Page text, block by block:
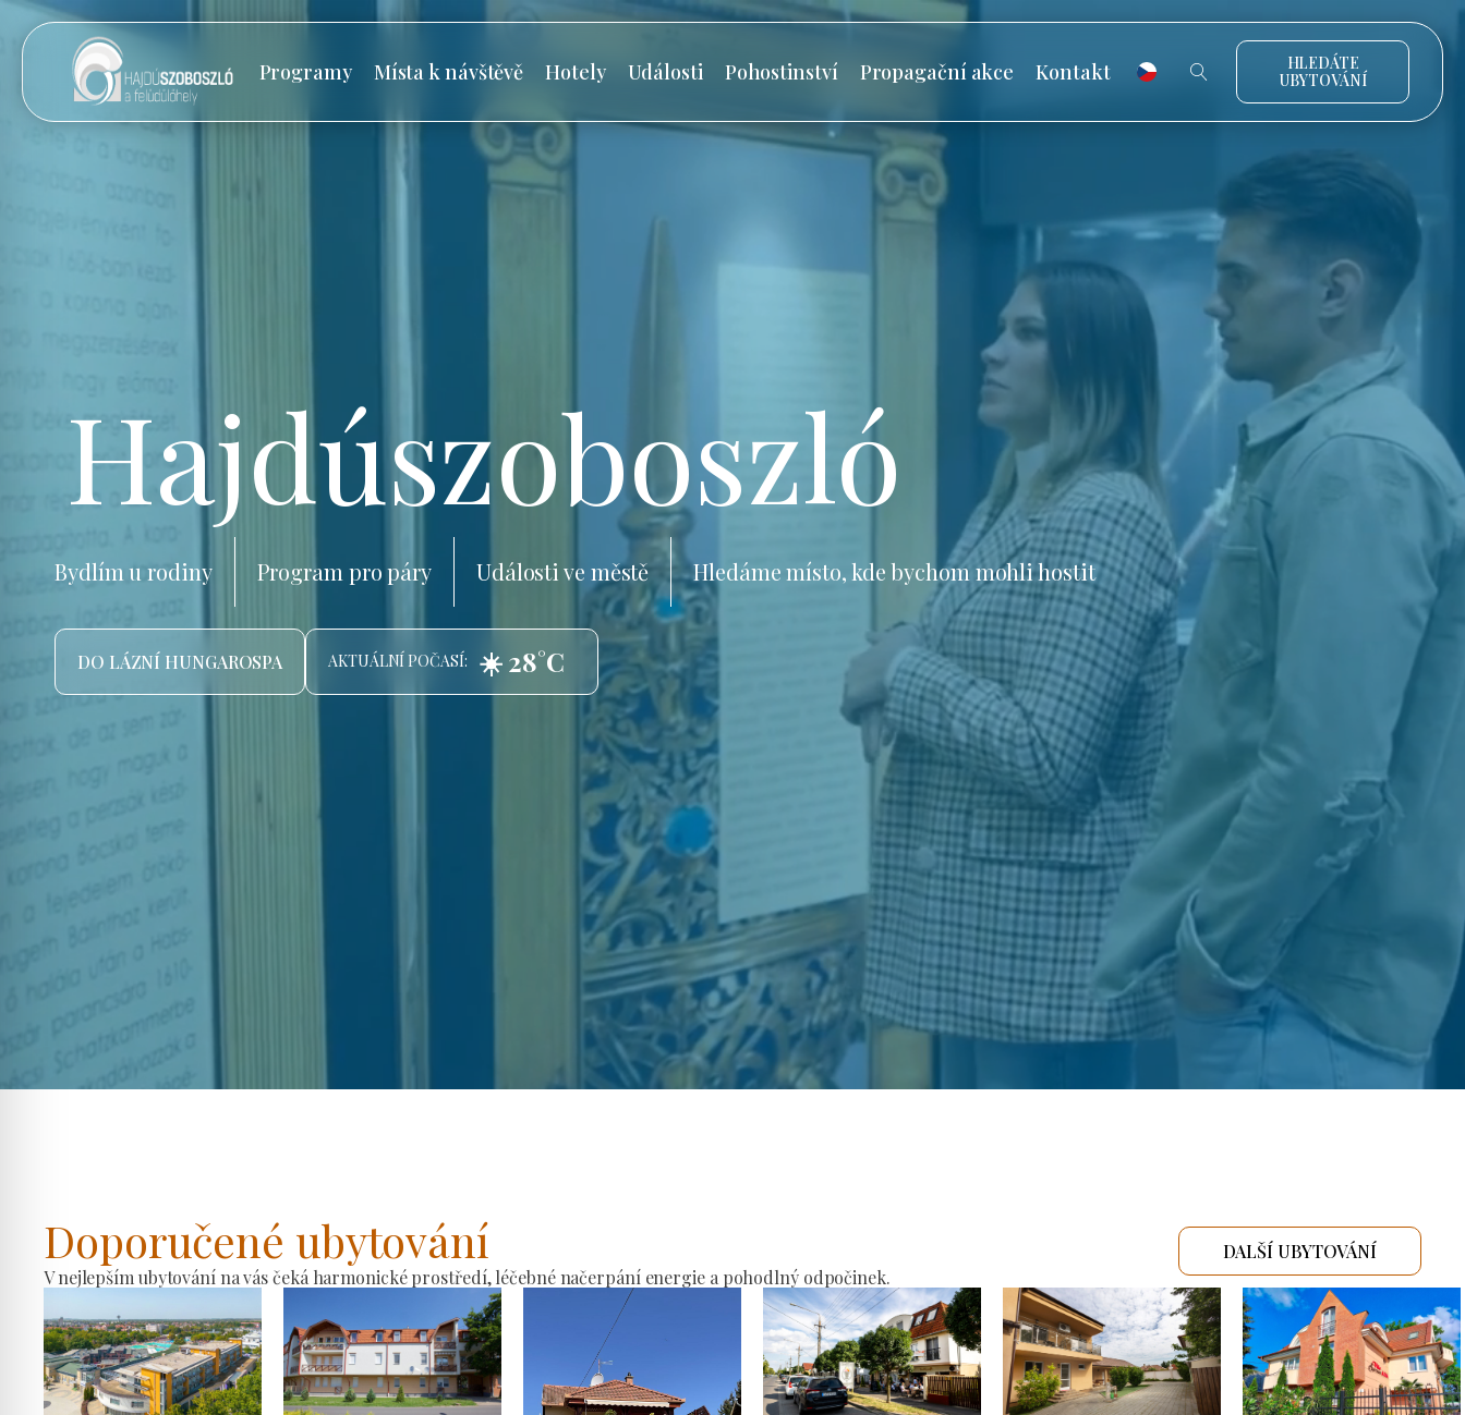
Programy Místa k návštěvě Hotely Události Pohostinství Propagační akce Kontakt
HLEDÁTE
UBYTOVÁNÍ
Hajdúszoboszló
Bydlím u rodiny Program pro páry Události ve městě Hledáme místo, kde bychom mohli hostit
DO LÁZNÍ HUNGAROSPA AKTUÁLNÍ POČASÍ: ☀️ 28°C
Doporučené ubytování
V nejlepším ubytování na vás čeká harmonické prostředí, léčebné načerpání energie a pohodlný odpočinek.
DALŠÍ UBYTOVÁNÍ